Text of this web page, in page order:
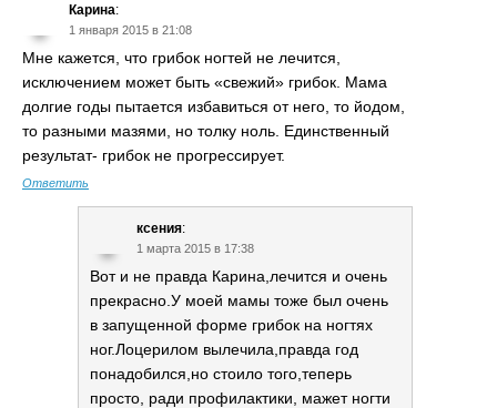
Карина:
1 января 2015 в 21:08
Мне кажется, что грибок ногтей не лечится,
исключением может быть «свежий» грибок. Мама
долгие годы пытается избавиться от него, то йодом,
то разными мазями, но толку ноль. Единственный
результат- грибок не прогрессирует.
Ответить
ксения:
1 марта 2015 в 17:38
Вот и не правда Карина,лечится и очень
прекрасно.У моей мамы тоже был очень
в запущенной форме грибок на ногтях
ног.Лоцерилом вылечила,правда год
понадобился,но стоило того,теперь
просто, ради профилактики, мажет ногти